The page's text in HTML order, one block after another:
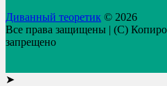
Диванный теоретик © 2026
Все права защищены | (C)
запрещено
➤